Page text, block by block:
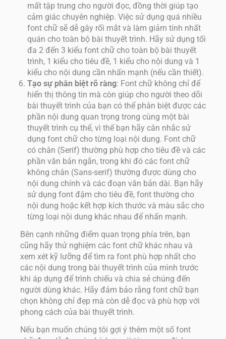
mất tập trung cho người đọc, đồng thời giúp tạo
cảm giác chuyên nghiệp. Việc sử dụng quá nhiều
font chữ sẽ dễ gây rối mắt và làm giảm tính nhất
quán cho toàn bộ bài thuyết trình. Hãy sử dụng tối
đa 2 đến 3 kiểu font chữ cho toàn bộ bài thuyết
trình, 1 kiểu cho tiêu đề, 1 kiểu cho nội dung và 1
kiểu cho nội dung cần nhấn mạnh (nếu cần thiết).
Tạo sự phân biệt rõ ràng: Font chữ không chỉ để
hiển thị thông tin mà còn giúp cho người theo dõi
bài thuyết trình của bạn có thể phân biệt được các
phần nội dung quan trọng trong cùng một bài
thuyết trình cụ thể, vì thế bạn hãy cân nhắc sử
dụng font chữ cho từng loại nội dung. Font chữ
có chân (Serif) thường phù hợp cho tiêu đề và các
phần văn bản ngắn, trong khi đó các font chữ
không chân (Sans-serif) thường được dùng cho
nội dung chính và các đoạn văn bản dài. Bạn hãy
sử dụng font đậm cho tiêu đề, font thường cho
nội dung hoặc kết hợp kích thước và màu sắc cho
từng loại nội dung khác nhau để nhấn mạnh.
Bên cạnh những điểm quan trọng phía trên, bạn
cũng hãy thử nghiệm các font chữ khác nhau và
xem xét kỹ lưỡng để tìm ra font phù hợp nhất cho
các nội dung trong bài thuyết trình của mình trước
khi áp dụng để trình chiếu và chia sẻ chúng đến
người dùng khác. Hãy đảm bảo rằng font chữ bạn
chọn không chỉ đẹp mà còn dễ đọc và phù hợp với
phong cách của bài thuyết trình.
Nếu bạn muốn chúng tôi gợi ý thêm một số font